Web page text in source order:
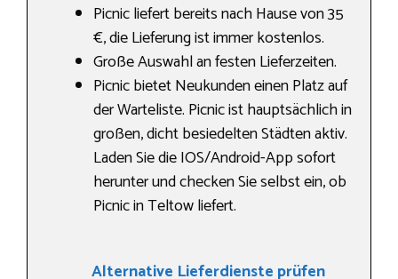
Picnic liefert bereits nach Hause von 35
€, die Lieferung ist immer kostenlos.
Große Auswahl an festen Lieferzeiten.
Picnic bietet Neukunden einen Platz auf
der Warteliste. Picnic ist hauptsächlich in
großen, dicht besiedelten Städten aktiv.
Laden Sie die IOS/Android-App sofort
herunter und checken Sie selbst ein, ob
Picnic in Teltow liefert.
Alternative Lieferdienste prüfen